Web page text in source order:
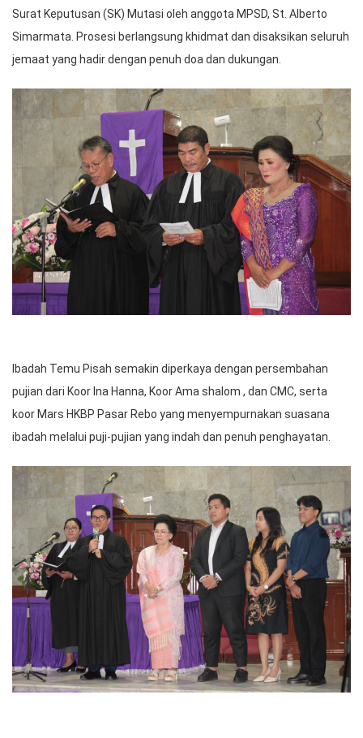
Surat Keputusan (SK) Mutasi oleh anggota MPSD, St. Alberto
Simarmata. Prosesi berlangsung khidmat dan disaksikan seluruh
jemaat yang hadir dengan penuh doa dan dukungan.
Ibadah Temu Pisah semakin diperkaya dengan persembahan
pujian dari Koor Ina Hanna, Koor Ama shalom , dan CMC, serta
koor Mars HKBP Pasar Rebo yang menyempurnakan suasana
ibadah melalui puji-pujian yang indah dan penuh penghayatan.